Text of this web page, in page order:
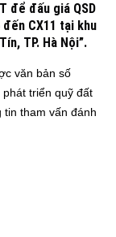
để đấu giá QSD
CX11 tại khu
TP. Hà Nội”.
văn bản số
triển quỹ đất
tham vấn đánh